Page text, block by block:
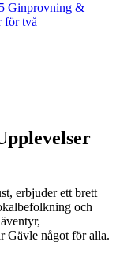
Ginprovning &
för två
erbjuder ett brett
och
Gävle något för alla.